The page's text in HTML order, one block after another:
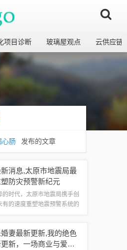
项目诊断 玻璃屋观点 云供应链
心肠 发布的文章
消息,太原市地震局最
防灾预警新纪元
时代，太原市地震局携手创
有的速度重塑地震预警系统的
妻最新更新,我的绝色
新，一场商业与爱情